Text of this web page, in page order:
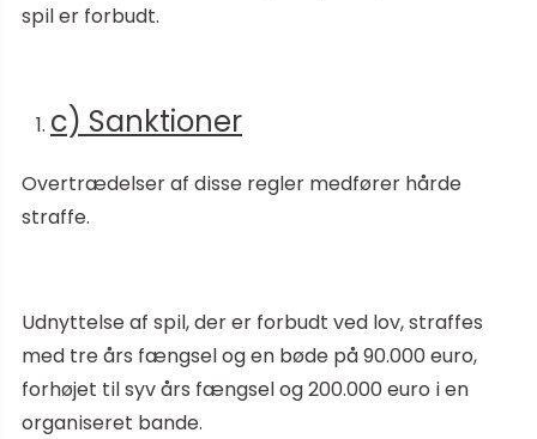
spil er forbudt.
c) Sanktioner
Overtrædelser af disse regler medfører hårde
straffe.
Udnyttelse af spil, der er forbudt ved lov, straffes
med tre års fængsel og en bøde på 90.000 euro,
forhøjet til syv års fængsel og 200.000 euro i en
organiseret bande.